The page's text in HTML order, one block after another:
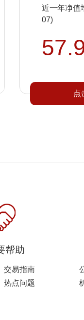
近一年净值
07)
点
帮助
交易指南
热点问题